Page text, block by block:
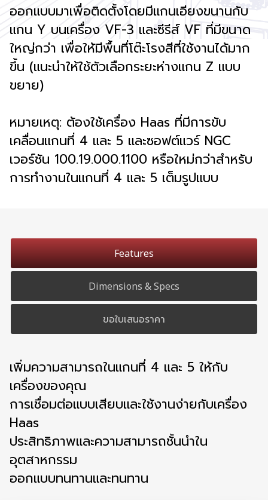
ออกแบบมาเพื่อติดตั้งโดยมีแกนเอียงขนานกับ
แกน Y บนเครื่อง VF-3 และซีรีส์ VF ที่มีขนาด
ใหญ่กว่า เพื่อให้มีพื้นที่โต๊ะโรงสีที่ใช้งานได้มาก
ขึ้น (แนะนำให้ใช้ตัวเลือกระยะห่างแกน Z แบบ
ขยาย)
หมายเหตุ: ต้องใช้เครื่อง Haas ที่มีการขับ
เคลื่อนแกนที่ 4 และ 5 และซอฟต์แวร์ NGC
เวอร์ชัน 100.19.000.1100 หรือใหม่กว่าสำหรับ
การทำงานในแกนที่ 4 และ 5 เต็มรูปแบบ
Features
Dimensions & Specs
ขอใบเสนอราคา
เพิ่มความสามารถในแกนที่ 4 และ 5 ให้กับ
เครื่องของคุณ
การเชื่อมต่อแบบเสียบและใช้งานง่ายกับเครื่อง
Haas
ประสิทธิภาพและความสามารถชั้นนำใน
อุตสาหกรรม
ออกแบบทนทานและทนทาน